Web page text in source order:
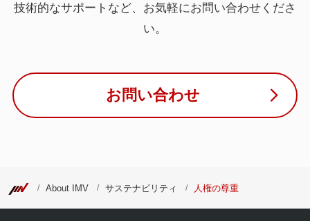
技術的なサポートなど、お気軽にお問い合わせくださ
い。
お問い合わせ
About IMV サステナビリティ 人権の尊重